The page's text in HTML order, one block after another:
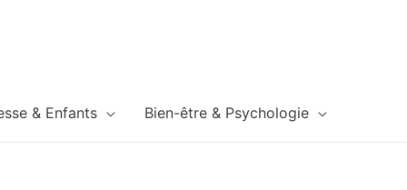
& Enfants Bien-être & Psychologie